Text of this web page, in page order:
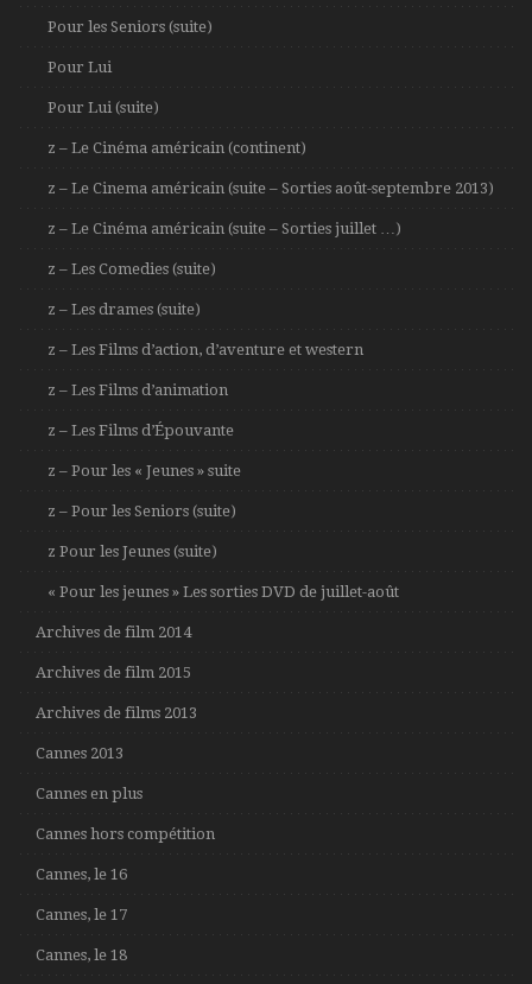
Pour les Seniors (suite)
Pour Lui
Pour Lui (suite)
z – Le Cinéma américain (continent)
z – Le Cinema américain (suite – Sorties août-septembre 2013)
z – Le Cinéma américain (suite – Sorties juillet …)
z – Les Comedies (suite)
z – Les drames (suite)
z – Les Films d’action, d’aventure et western
z – Les Films d’animation
z – Les Films d’Épouvante
z – Pour les « Jeunes » suite
z – Pour les Seniors (suite)
z Pour les Jeunes (suite)
« Pour les jeunes » Les sorties DVD de juillet-août
Archives de film 2014
Archives de film 2015
Archives de films 2013
Cannes 2013
Cannes en plus
Cannes hors compétition
Cannes, le 16
Cannes, le 17
Cannes, le 18